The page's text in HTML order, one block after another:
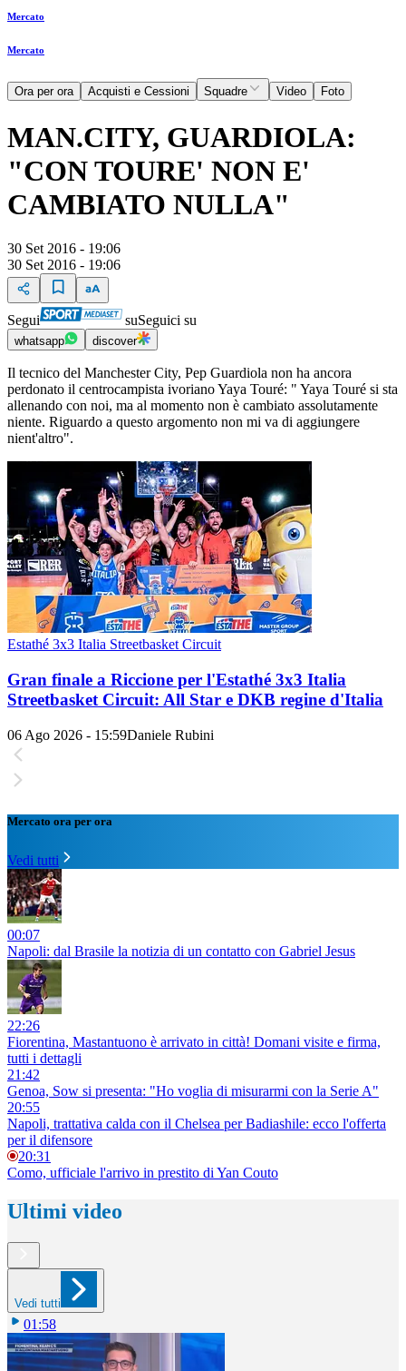
Mercato
Mercato
Ora per ora Acquisti e Cessioni Squadre Video Foto
MAN.CITY, GUARDIOLA:
"CON TOURE' NON E'
CAMBIATO NULLA"
30 Set 2016 - 19:06
30 Set 2016 - 19:06
Segui suSeguici su
whatsapp discover
Il tecnico del Manchester City, Pep Guardiola non ha ancora
perdonato il centrocampista ivoriano Yaya Touré: " Yaya Touré si sta
allenando con noi, ma al momento non è cambiato assolutamente
niente. Riguardo a questo argomento non mi va di aggiungere
nient'altro".
Estathé 3x3 Italia Streetbasket Circuit
Gran finale a Riccione per l'Estathé 3x3 Italia
Streetbasket Circuit: All Star e DKB regine d'Italia
06 Ago 2026 - 15:59Daniele Rubini
Mercato ora per ora
Vedi tutti
00:07
Napoli: dal Brasile la notizia di un contatto con Gabriel Jesus
22:26
Fiorentina, Mastantuono è arrivato in città! Domani visite e firma,
tutti i dettagli
21:42
Genoa, Sow si presenta: "Ho voglia di misurarmi con la Serie A"
20:55
Napoli, trattativa calda con il Chelsea per Badiashile: ecco l'offerta
per il difensore
20:31
Como, ufficiale l'arrivo in prestito di Yan Couto
Ultimi video
Vedi tutti
01:58